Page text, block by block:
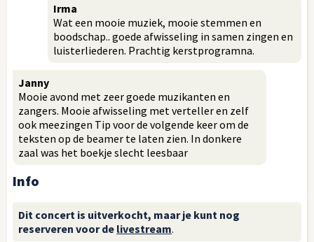
Irma
Wat een mooie muziek, mooie stemmen en
boodschap.. goede afwisseling in samen zingen en
luisterliederen. Prachtig kerstprogramna.
Janny
Mooie avond met zeer goede muzikanten en
zangers. Mooie afwisseling met verteller en zelf
ook meezingen Tip voor de volgende keer om de
teksten op de beamer te laten zien. In donkere
zaal was het boekje slecht leesbaar
Info
Dit concert is uitverkocht, maar je kunt nog
reserveren voor de livestream.